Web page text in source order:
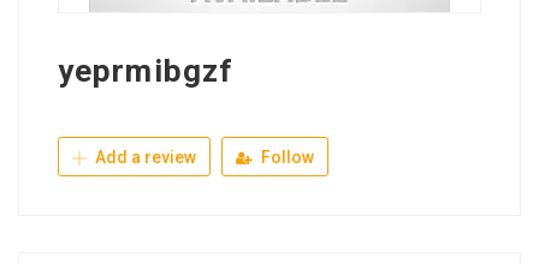
yeprmibgzf
Add a review Follow